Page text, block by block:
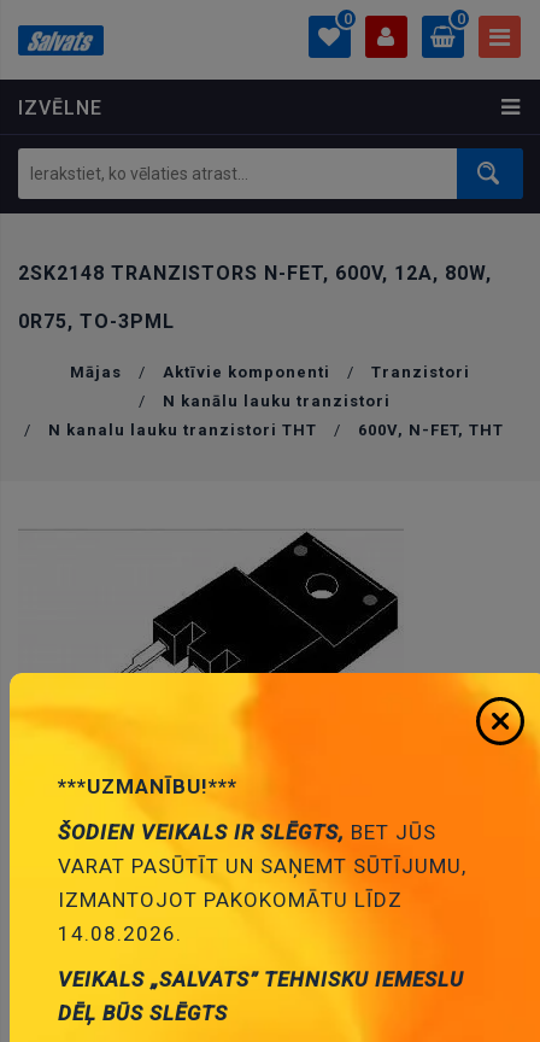
IZVĒLNE
0
PROFILS
Ielogoties
Izveidot kontu
0
0.00 €
2SK2148 TRANZISTORS N-FET, 600V, 12A, 80W,
0R75, TO-3PML
Mājas / Aktīvie komponenti /
Tranzistori
/
N kanālu lauku tranzistori
/
N kanalu lauku tranzistori THT / 600V, N-FET, THT
atšķirties no priekšmeta reāla izskata. Bet galvenās īpašības ir
vienādas.
***UZMANĪBU!***
ŠODIEN VEIKALS IR SLĒGTS, BET JŪS
VARAT PASŪTĪT UN SAŅEMT SŪTĪJUMU,
IZMANTOJOT PAKOKOMĀTU LĪDZ
14.08.2026.
VEIKALS „SALVATS” TEHNISKU IEMESLU
DĒĻ BŪS SLĒGTS